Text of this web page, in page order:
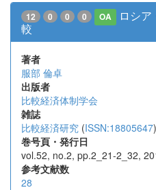
12 0 0 0 OA
ロシ
較
著者
服部 倫卓
出版者
比較経済体制学会
雑誌
比較経済研究 (ISSN:18805647)
巻号頁・発行日
vol.52, no.2, pp.2_21-2_32,
参考文献数
28